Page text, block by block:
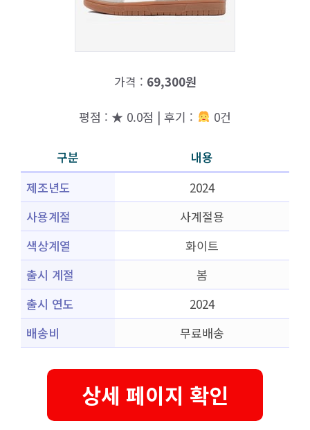
가격 : 69,300원
평점 : ★ 0.0점 | 후기 : 0건
구분
내용
제조년도
2024
사용계절
사계절용
색상계열
화이트
출시 계절
봄
출시 연도
2024
배송비
무료배송
상세 페이지 확인